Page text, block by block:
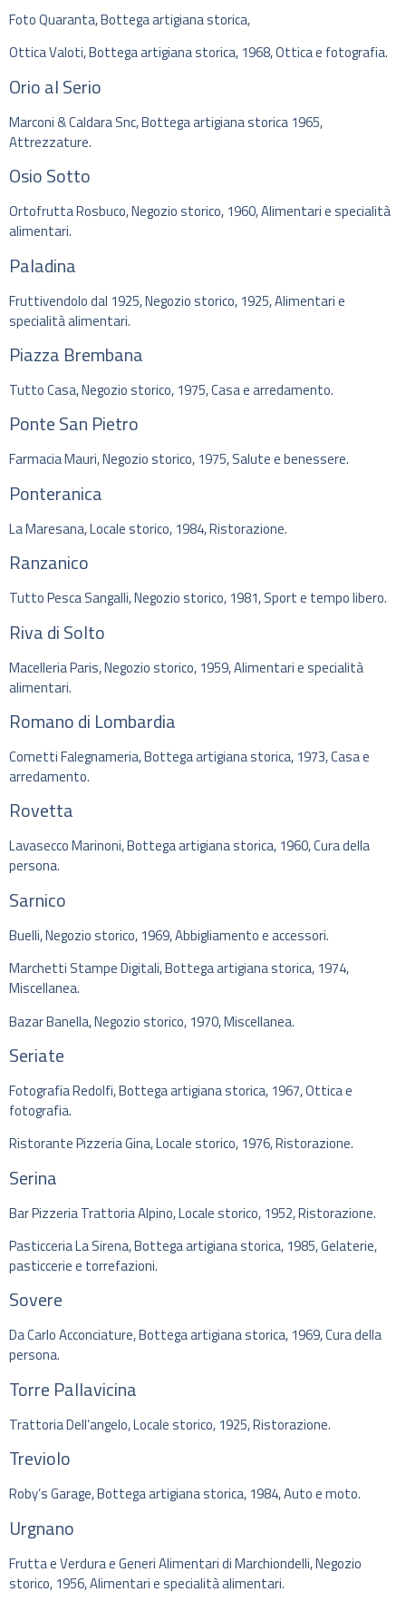
Foto Quaranta, Bottega artigiana storica,
Ottica Valoti, Bottega artigiana storica, 1968, Ottica e fotografia.
Orio al Serio
Marconi & Caldara Snc, Bottega artigiana storica 1965,
Attrezzature.
Osio Sotto
Ortofrutta Rosbuco, Negozio storico, 1960, Alimentari e specialità
alimentari.
Paladina
Fruttivendolo dal 1925, Negozio storico, 1925, Alimentari e
specialità alimentari.
Piazza Brembana
Tutto Casa, Negozio storico, 1975, Casa e arredamento.
Ponte San Pietro
Farmacia Mauri, Negozio storico, 1975, Salute e benessere.
Ponteranica
La Maresana, Locale storico, 1984, Ristorazione.
Ranzanico
Tutto Pesca Sangalli, Negozio storico, 1981, Sport e tempo libero.
Riva di Solto
Macelleria Paris, Negozio storico, 1959, Alimentari e specialità
alimentari.
Romano di Lombardia
Cometti Falegnameria, Bottega artigiana storica, 1973, Casa e
arredamento.
Rovetta
Lavasecco Marinoni, Bottega artigiana storica, 1960, Cura della
persona.
Sarnico
Buelli, Negozio storico, 1969, Abbigliamento e accessori.
Marchetti Stampe Digitali, Bottega artigiana storica, 1974,
Miscellanea.
Bazar Banella, Negozio storico, 1970, Miscellanea.
Seriate
Fotografia Redolfi, Bottega artigiana storica, 1967, Ottica e
fotografia.
Ristorante Pizzeria Gina, Locale storico, 1976, Ristorazione.
Serina
Bar Pizzeria Trattoria Alpino, Locale storico, 1952, Ristorazione.
Pasticceria La Sirena, Bottega artigiana storica, 1985, Gelaterie,
pasticcerie e torrefazioni.
Sovere
Da Carlo Acconciature, Bottega artigiana storica, 1969, Cura della
persona.
Torre Pallavicina
Trattoria Dell’angelo, Locale storico, 1925, Ristorazione.
Treviolo
Roby’s Garage, Bottega artigiana storica, 1984, Auto e moto.
Urgnano
Frutta e Verdura e Generi Alimentari di Marchiondelli, Negozio
storico, 1956, Alimentari e specialità alimentari.